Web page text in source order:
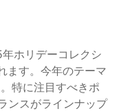
ホリデーコレクシ
ます。今年のテーマ
特に注目すべきポ
ンスがラインナップ